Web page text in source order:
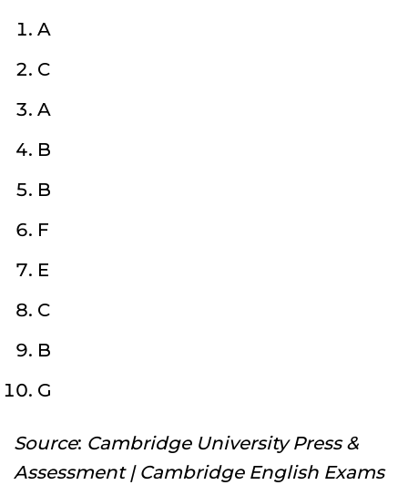
A
C
A
B
B
F
E
C
B
G
Source: Cambridge University Press &
Assessment | Cambridge English Exams